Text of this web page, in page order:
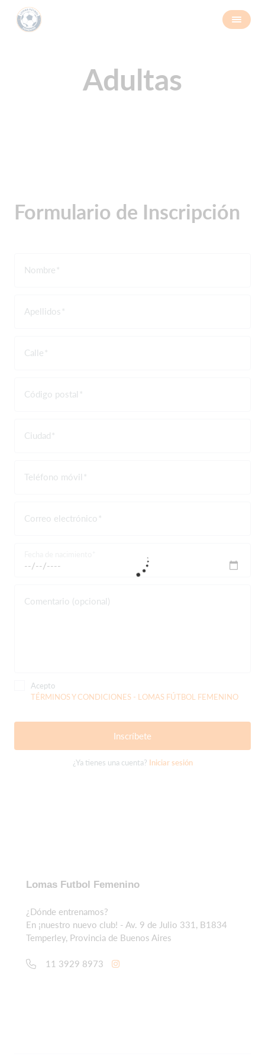
Adultas
Formulario de Inscripción
Nombre
Apellidos
Calle
Código postal
Ciudad
Teléfono móvil
Correo electrónico
Comentario (opcional)
Acepto
TÉRMINOS Y CONDICIONES - LOMAS FÚTBOL FEMENINO
Inscríbete
¿Ya tienes una cuenta? Iniciar sesión
Lomas Futbol Femenino
¿Dónde entrenamos?
En ¡nuestro nuevo club! - Av. 9 de Julio 331, B1834
Temperley, Provincia de Buenos Aires
11 3929 8973